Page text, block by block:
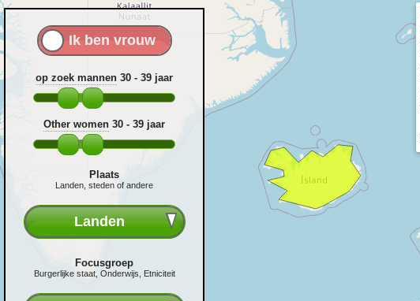
op zoek mannen 30 - 39 jaar
Other women 30 - 39 jaar
Plaats
Landen, steden of andere
Landen
Focusgroep
Burgerlijke staat, Onderwijs, Etniciteit